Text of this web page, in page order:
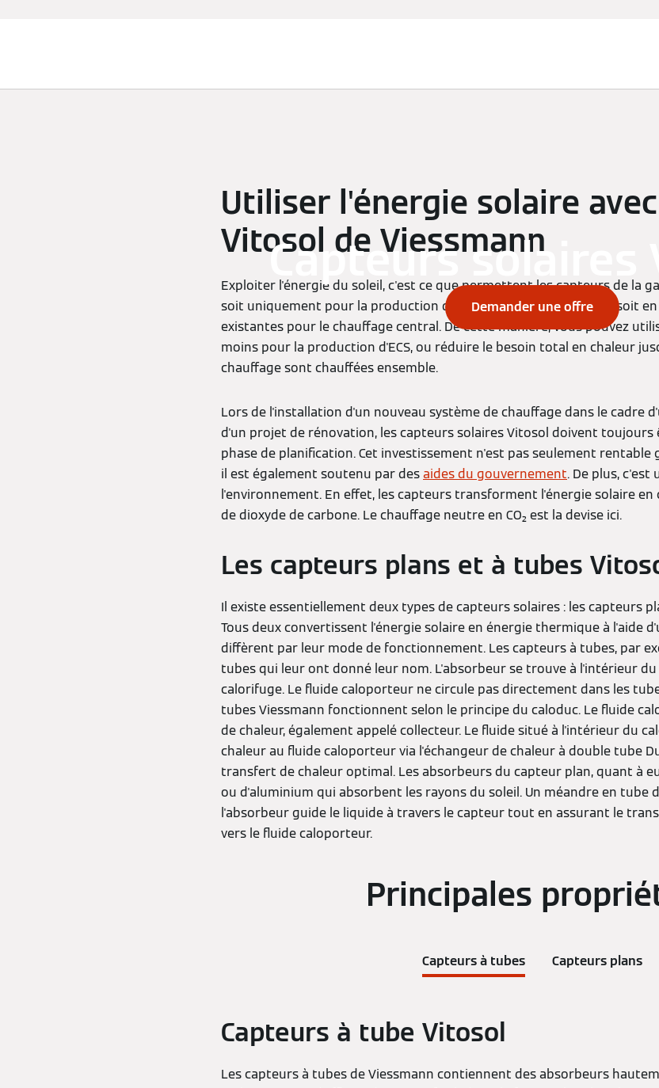
Capteurs solaires
Demander une offre
Utiliser l'énergie solaire
Vitosol de Viessmann
Exploiter l'énergie du soleil, c'est ce que permettent les capteurs de la
soit uniquement pour la production d'eau chaude sanitaire (ECS), soit
existantes pour le chauffage central. De cette manière, vous pouvez
moins pour la production d'ECS, ou réduire le besoin total en chaleur
chauffage sont chauffées ensemble.
Lors de l'installation d'un nouveau système de chauffage dans le cadre
d'un projet de rénovation, les capteurs solaires Vitosol doivent toujours
phase de planification. Cet investissement n'est pas seulement rentable
il est également soutenu par desaides du gouvernement. De plus,
l'environnement. En effet, les capteurs transforment l'énergie solaire en
de dioxyde de carbone. Le chauffage neutre en CO₂ est la devise ici.
Les capteurs plans et à tubes
Il existe essentiellement deux types de capteurs solaires : les capteurs
Tous deux convertissent l'énergie solaire en énergie thermique à l'aide
diffèrent par leur mode de fonctionnement. Les capteurs à tubes, par
tubes qui leur ont donné leur nom. L'absorbeur se trouve à l'intérieur
calorifuge. Le fluide caloporteur ne circule pas directement dans les
tubes Viessmann fonctionnent selon le principe du caloduc. Le fluide
de chaleur, également appelé collecteur. Le fluide situé à l'intérieur du
chaleur au fluide caloporteur via l'échangeur de chaleur à double tube
transfert de chaleur optimal. Les absorbeurs du capteur plan, quant à
ou d'aluminium qui absorbent les rayons du soleil. Un méandre en tube
l'absorbeur guide le liquide à travers le capteur tout en assurant le
vers le fluide caloporteur.
Principales
Capteurs à tubes Capteurs plans
Capteurs à tube Vitosol
Les capteurs à tubes de Viessmann contiennent des absorbeurs